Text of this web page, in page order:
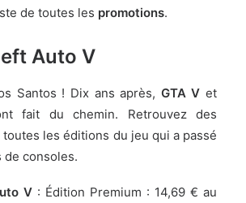
de toutes les promotions.
Auto V
Santos ! Dix ans après, GTA V et
fait du chemin. Retrouvez des
les éditions du jeu qui a passé
de consoles.
V : Édition Premium : 14,69 € au